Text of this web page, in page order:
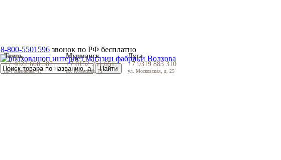
Тверь
+7 4822 600 502
пр-т Калинина, 17
Мурманск
+7 8152 251 651
пр. Кольский, 71
Луга
+7 9319 883 310
ул. Московская, д. 25
8-800-5501596 звонок по РФ бесплатно